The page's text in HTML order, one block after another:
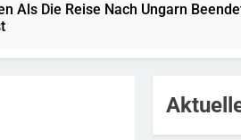
Als Die Reise Nach Ungarn